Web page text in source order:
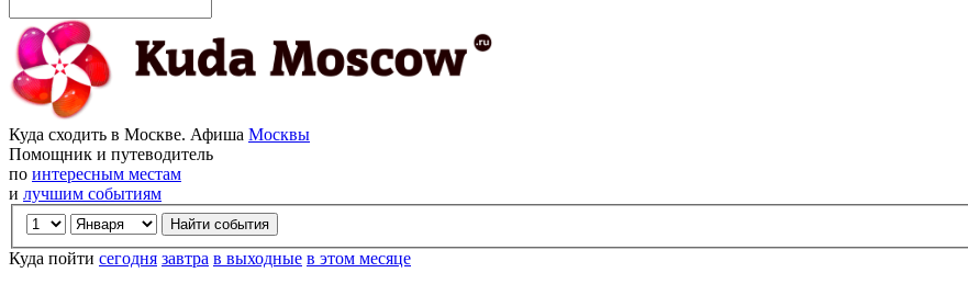
Куда сходить в Москве. Афиша Москвы
Помощник и путеводитель
по интересным местам
и лучшим событиям
Куда пойти сегодня завтра в выходные в этом месяце